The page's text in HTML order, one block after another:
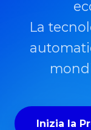
La
Inizia la